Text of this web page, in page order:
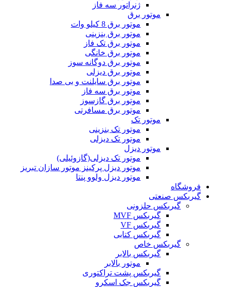
ژنراتور سه فاز
موتور برق
موتور برق 8 کیلو وات
موتور برق بنزینی
موتور برق تک فاز
موتور برق خانگی
موتور برق دوگانه سوز
موتور برق دیزلی
موتور برق سایلنت و بی صدا
موتور برق سه فاز
موتور برق گازسوز
موتور برق مسافرتی
موتور تک
موتور تک بنزینی
موتور تک دیزلی
موتور دیزل
موتور تک دیزلی(گازوئیلی)
موتور دیزل پرکینز موتور سازان تبریز
موتور دیزل ولوو پنتا
فروشگاه
گیربکس صنعتی
گیربکس حلزونی
گیربکس MVF
گیربکس VF
گیربکس کتابی
گیربکس خاص
گيربکس بالابر
موتور بالابر
گیربکس پشت تراکتوری
گیربکس جک اسکرو